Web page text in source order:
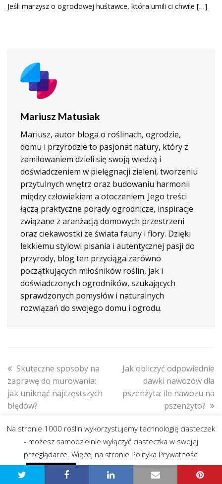
Jeśli marzysz o ogrodowej huśtawce, która umili ci chwile […]
Mariusz Matusiak
Mariusz, autor bloga o roślinach, ogrodzie,
domu i przyrodzie to pasjonat natury, który z
zamiłowaniem dzieli się swoją wiedzą i
doświadczeniem w pielęgnacji zieleni, tworzeniu
przytulnych wnętrz oraz budowaniu harmonii
między człowiekiem a otoczeniem. Jego treści
łączą praktyczne porady ogrodnicze, inspiracje
związane z aranżacją domowych przestrzeni
oraz ciekawostki ze świata fauny i flory. Dzięki
lekkiemu stylowi pisania i autentycznej pasji do
przyrody, blog ten przyciąga zarówno
początkujących miłośników roślin, jak i
doświadczonych ogrodników, szukających
sprawdzonych pomysłów i naturalnych
rozwiązań do swojego domu i ogrodu.
previous
post:
Skuteczne sposoby na
zaprawę do murowania:
jak uniknąć najczęstszych
błędów?
next
Jak obliczyć odpowiednie
dawki nawozów dla
pszenżyta: ile nawozu na
pszenżyto?
znajdź warsztaty w Twojej okolicy
Na stronie 1000 roślin wykorzystujemy technologię ciasteczek
- możesz samodzielnie wyłączyć ciasteczka w swojej
przeglądarce. Więcej na stronie Polityka Prywatności
Zgadzam się Polityka prywatności - przeczytaj